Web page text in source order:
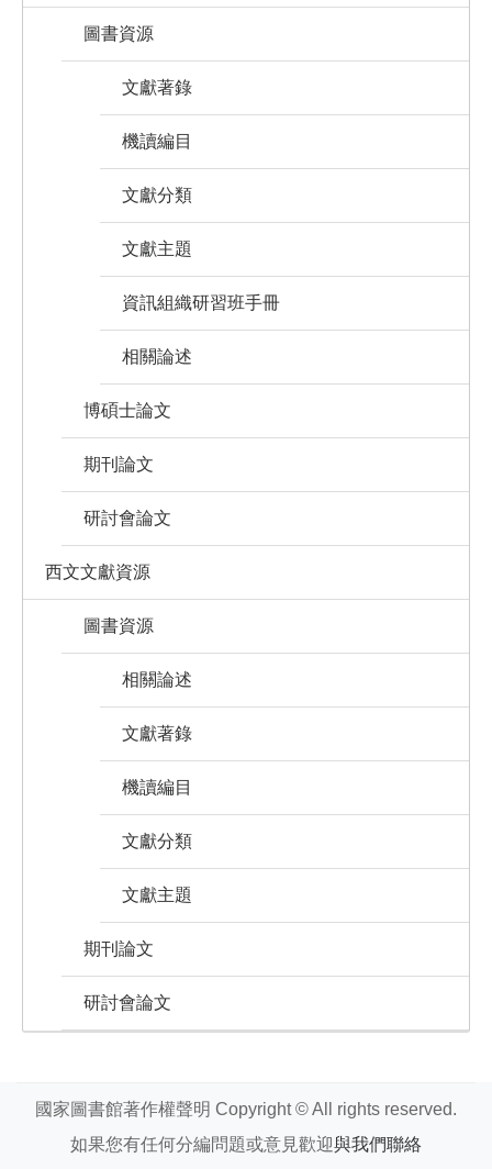
圖書資源
文獻著錄
機讀編目
文獻分類
文獻主題
資訊組織研習班手冊
相關論述
博碩士論文
期刊論文
研討會論文
西文文獻資源
圖書資源
相關論述
文獻著錄
機讀編目
文獻分類
文獻主題
期刊論文
研討會論文
國家圖書館著作權聲明 Copyright © All rights reserved.
如果您有任何分編問題或意見歡迎與我們聯絡